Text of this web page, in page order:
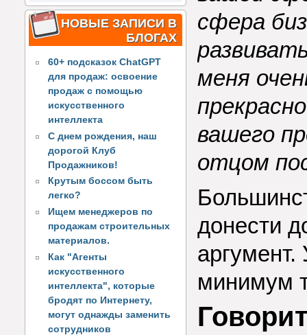
НОВЫЕ ЗАПИСИ В
БЛОГАХ
60+ подсказок ChatGPT
для продаж: освоение
продаж с помощью
искусственного
интеллекта
С днем рождения, наш
дорогой Клуб
Продажников!
Крутым боссом быть
легко?
Ищем менеджеров по
продажам строительных
материалов.
Как "Агенты
искусственного
интеллекта", которые
бродят по Интернету,
могут однажды заменить
сотрудников
сфера
меня
вашего
отцом
донести
аргумент.
минимум